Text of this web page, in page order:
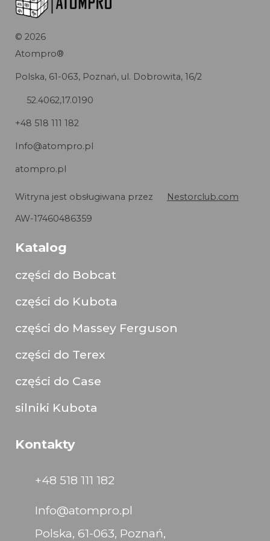
© 2026
Atompro®
Polska, 61-063, Poznań, ul. Dobrowita, 16/2
52.4062,17.0190
+48 518 111 182
Info@atompro.pl
atompro.pl
Witryna jest obsługiwana przez
Nestorclub.com
AW-17460486359
Katalog
części do Bobcat
części do Kubota
części do Massey Ferguson
części do Terex
części do Case
silniki Kubota
Kontakty
+48 518 111 182
Info@atompro.pl
Polska, 61-063, Poznań,